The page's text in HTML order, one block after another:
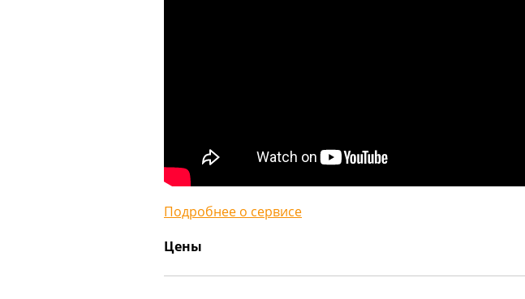
Подробнее о сервисе
Цены